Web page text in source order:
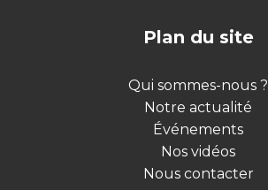
Plan du site
Qui sommes-nous ?
Notre actualité
Événements
Nos vidéos
Nous contacter